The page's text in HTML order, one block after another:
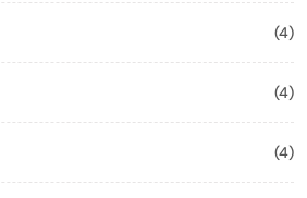
(4)
(4)
(4)